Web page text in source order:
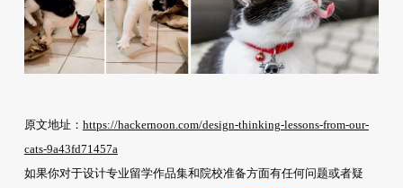
原文地址： https://hackernoon.com/design-thinking-lessons-from-our-
cats-9a43fd71457a
如果你对于设计专业留学作品集和院校准备方面有任何问题或者疑